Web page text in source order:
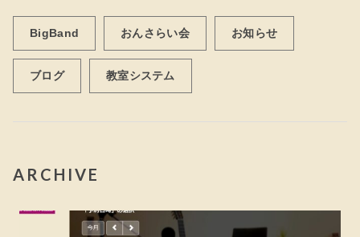
BigBand おんさらい会 お知らせ
ブログ 教室システム
ARCHIVE